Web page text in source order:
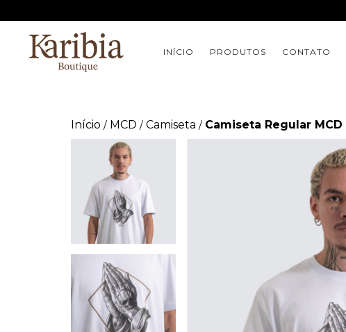
INÍCIO PRODUTOS CONTATO
Início / MCD / Camiseta / Camiseta Regular